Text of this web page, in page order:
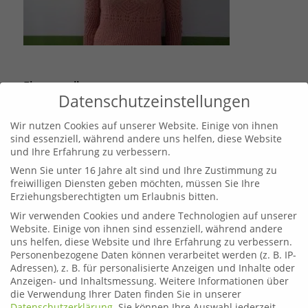
Eintrag teilen
Leoben
Telefon:03842 44254
Email:fahrschule.leoben@plonner.at
Datenschutzeinstellungen
Wir nutzen Cookies auf unserer Website. Einige von ihnen
sind essenziell, während andere uns helfen, diese Website
und Ihre Erfahrung zu verbessern.
Wenn Sie unter 16 Jahre alt sind und Ihre Zustimmung zu
freiwilligen Diensten geben möchten, müssen Sie Ihre
Erziehungsberechtigten um Erlaubnis bitten.
Wir verwenden Cookies und andere Technologien auf unserer
Website. Einige von ihnen sind essenziell, während andere
uns helfen, diese Website und Ihre Erfahrung zu verbessern.
Personenbezogene Daten können verarbeitet werden (z. B. IP-
Adressen), z. B. für personalisierte Anzeigen und Inhalte oder
Anzeigen- und Inhaltsmessung. Weitere Informationen über
die Verwendung Ihrer Daten finden Sie in unserer